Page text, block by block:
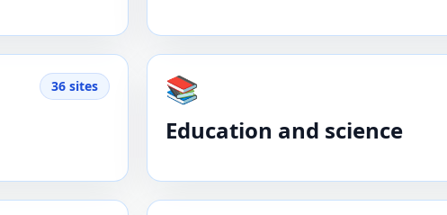
36 sites 📚
Education and science